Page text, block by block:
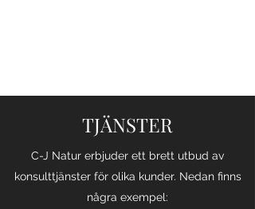
TJÄNSTER
C-J Natur erbjuder ett brett utbud av
konsulttjänster för olika kunder. Nedan finns
några exempel: